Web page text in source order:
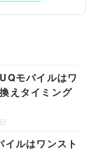
モバイルはワ
えタイミング
イルはワンスト